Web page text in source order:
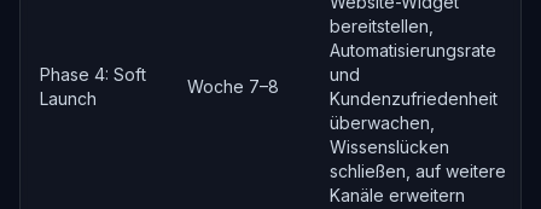
Phase 4: Soft
Launch
Woche 7–8
bereitstellen,
Automatisierungsrate
und
Kundenzufriedenheit
überwachen,
Wissenslücken
schließen, auf weitere
Kanäle erweitern